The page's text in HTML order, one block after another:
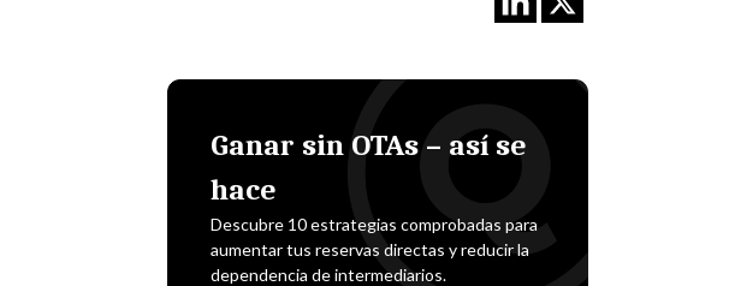
Ganar sin OTAs – así se
hace
Descubre 10 estrategias comprobadas para
aumentar tus reservas directas y reducir la
dependencia de intermediarios.